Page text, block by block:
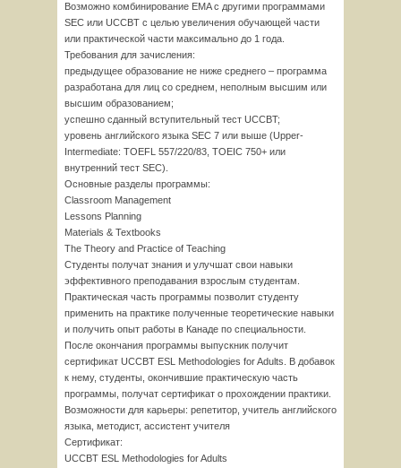
Возможно комбинирование EMA с другими программами
SEC или UCCBT с целью увеличения обучающей части
или практической части максимально до 1 года.
Требования для зачисления:
предыдущее образование не ниже среднего – программа
разработана для лиц со среднем, неполным высшим или
высшим образованием;
успешно сданный вступительный тест UCCBT;
уровень английского языка SEC 7 или выше (Upper-
Intermediate: TOEFL 557/220/83, TOEIC 750+ или
внутренний тест SEC).
Основные разделы программы:
Classroom Management
Lessons Planning
Materials & Textbooks
The Theory and Practice of Teaching
Студенты получат знания и улучшат свои навыки
эффективного преподавания взрослым студентам.
Практическая часть программы позволит студенту
применить на практике полученные теоретические навыки
и получить опыт работы в Канаде по специальности.
После окончания программы выпускник получит
сертификат UCCBT ESL Methodologies for Adults. В добавок
к нему, студенты, окончившие практическую часть
программы, получат сертификат о прохождении практики.
Возможности для карьеры: репетитор, учитель английского
языка, методист, ассистент учителя
Сертификат:
UCCBT ESL Methodologies for Adults